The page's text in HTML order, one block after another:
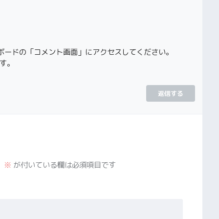
ドの「コメント画面」にアクセスしてください。
。
返信する
※ が付いている欄は必須項目です